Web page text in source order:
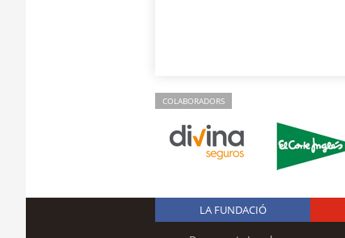
COLABORADORS
LA FUNDACIÓ